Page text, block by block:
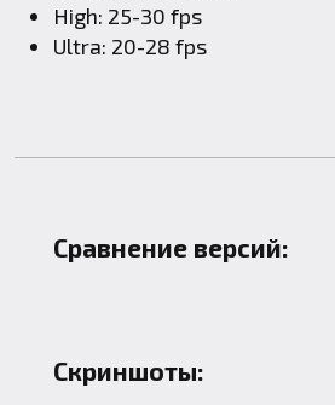
High: 25-30 fps
Ultra: 20-28 fps
Сравнение версий:
Скриншоты: